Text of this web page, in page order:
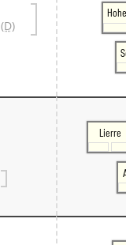
Weitere
Polen
(D)
Lierre